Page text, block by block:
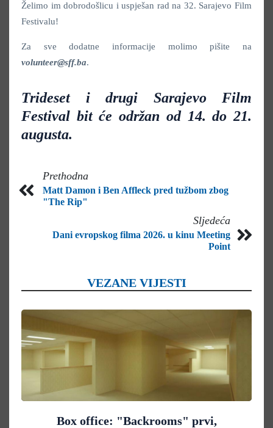
Želimo im dobrodošlicu i uspješan rad na 32. Sarajevo Film
Festivalu!
Za sve dodatne informacije molimo pišite na
volunteer@sff.ba.
Trideset i drugi Sarajevo Film
Festival bit će održan od 14. do 21.
augusta.
Prethodna
Matt Damon i Ben Affleck pred tužbom zbog
"The Rip"
Sljedeća
Dani evropskog filma 2026. u kinu Meeting
Point
VEZANE VIJESTI
Box office: "Backrooms" prvi,